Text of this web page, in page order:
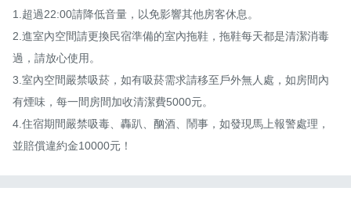
1.超過22:00請降低音量，以免影響其他房客休息。
2.進室內空間請更換民宿準備的室內拖鞋，拖鞋每天都是清潔消毒
過，請放心使用。
3.室內空間嚴禁吸菸，如有吸菸需求請移至戶外無人處，如房間內
有煙味，每一間房間加收清潔費5000元。
4.住宿期間嚴禁吸毒、轟趴、酗酒、鬧事，如發現馬上報警處理，
並賠償違約金10000元！